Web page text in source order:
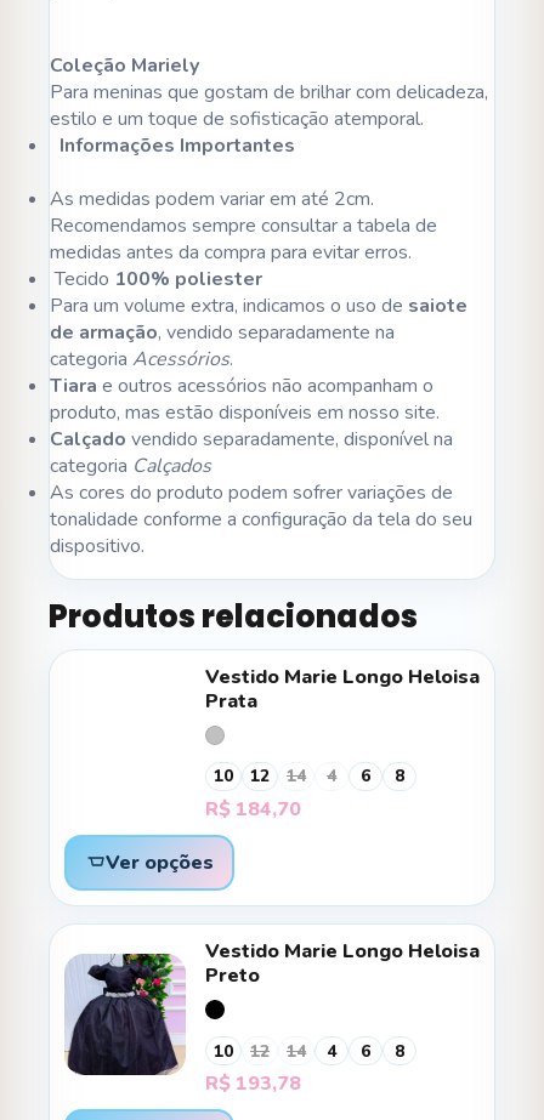
Coleção Mariely
Para meninas que gostam de brilhar com delicadeza,
estilo e um toque de sofisticação atemporal.
Informações Importantes
As medidas podem variar em até 2cm.
Recomendamos sempre consultar a tabela de
medidas antes da compra para evitar erros.
Tecido 100% poliester
Para um volume extra, indicamos o uso de saiote
de armação, vendido separadamente na
categoria Acessórios.
Tiara e outros acessórios não acompanham o
produto, mas estão disponíveis em nosso site.
Calçado vendido separadamente, disponível na
categoria Calçados
As cores do produto podem sofrer variações de
tonalidade conforme a configuração da tela do seu
dispositivo.
Produtos relacionados
Vestido Marie Longo Heloisa
Prata
10 12 14 4 6 8
R$ 184,70
Ver opções
Vestido Marie Longo Heloisa
Preto
10 12 14 4 6 8
R$ 193,78